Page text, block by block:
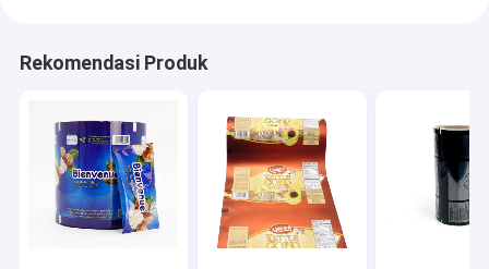
Rekomendasi Produk